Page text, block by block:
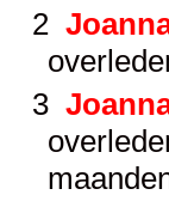
2
3